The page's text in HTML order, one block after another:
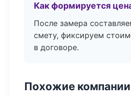
Как формируется
После замера
смету, фиксируем
в договоре.
Похожие